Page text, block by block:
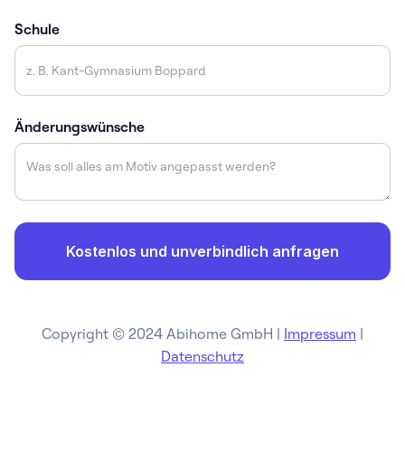
Schule
Änderungswünsche
Copyright © 2024 Abihome GmbH | Impressum |
Datenschutz